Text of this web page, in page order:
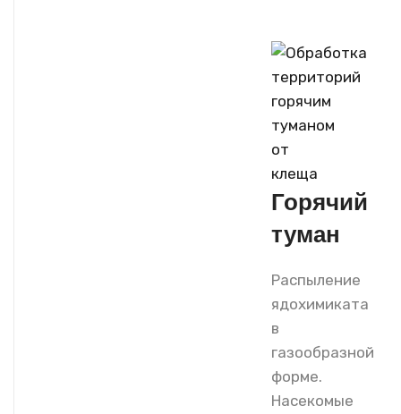
Горячий
туман
Распыление
ядохимиката
в
газообразной
форме.
Насекомые